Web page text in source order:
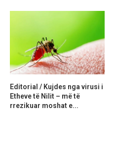
Editorial / Kujdes nga virusi i
Etheve të Nilit – më të
rrezikuar moshat e...